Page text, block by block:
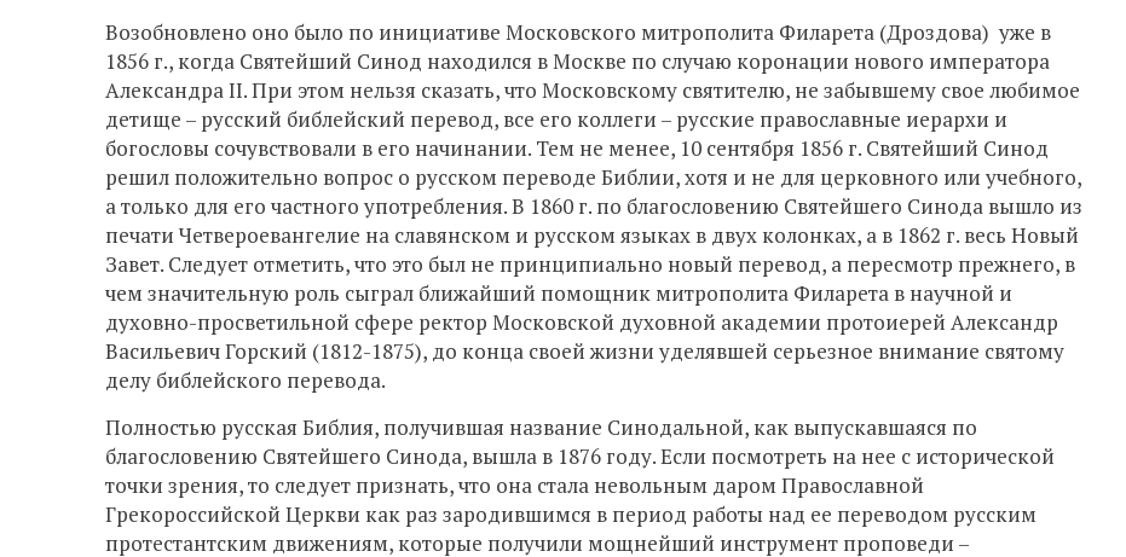
Возобновлено оно было по инициативе Московского митрополита Филарета (Дроздова) уже в
1856 г., когда Святейший Синод находился в Москве по случаю коронации нового императора
Александра II. При этом нельзя сказать, что Московскому святителю, не забывшему свое любимое
детище – русский библейский перевод, все его коллеги – русские православные иерархи и
богословы сочувствовали в его начинании. Тем не менее, 10 сентября 1856 г. Святейший Синод
решил положительно вопрос о русском переводе Библии, хотя и не для церковного или учебного,
а только для его частного употребления. В 1860 г. по благословению Святейшего Синода вышло из
печати Четвероевангелие на славянском и русском языках в двух колонках, а в 1862 г. весь Новый
Завет. Следует отметить, что это был не принципиально новый перевод, а пересмотр прежнего, в
чем значительную роль сыграл ближайший помощник митрополита Филарета в научной и
духовно-просветильной сфере ректор Московской духовной академии протоиерей Александр
Васильевич Горский (1812-1875), до конца своей жизни уделявшей серьезное внимание святому
делу библейского перевода.
Полностью русская Библия, получившая название Синодальной, как выпускавшаяся по
благословению Святейшего Синода, вышла в 1876 году. Если посмотреть на нее с исторической
точки зрения, то следует признать, что она стала невольным даром Православной
Грекороссийской Церкви как раз зародившимся в период работы над ее переводом русским
протестантским движениям, которые получили мощнейший инструмент проповеди –